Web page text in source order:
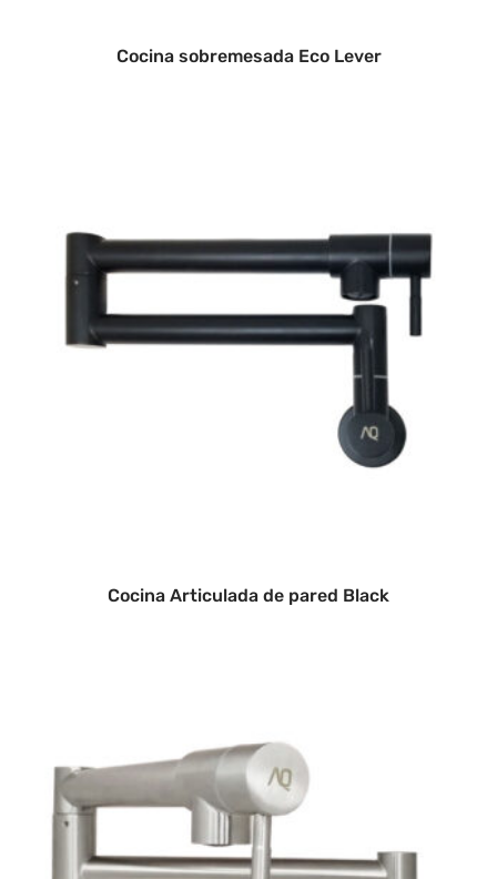
Cocina sobremesada Eco Lever
Cocina Articulada de pared Black